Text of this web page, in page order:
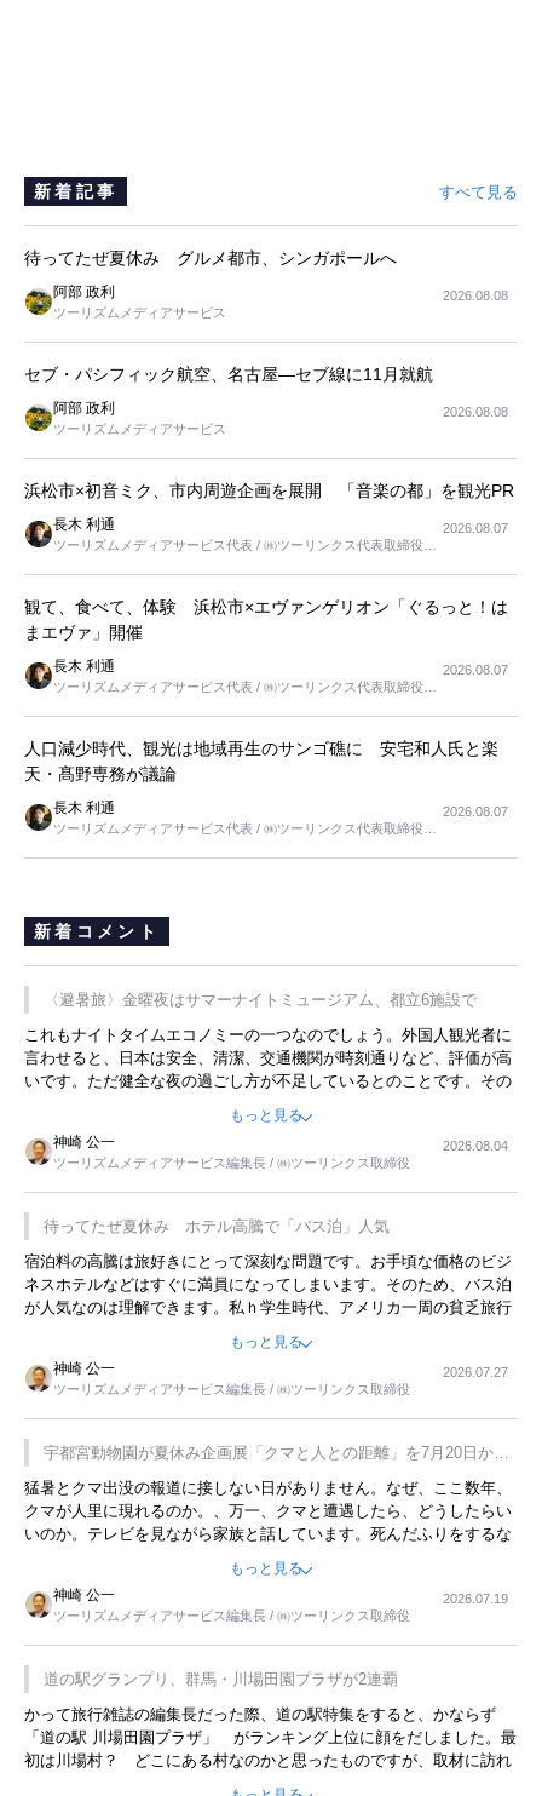
新着記事 すべて見る
待ってたぜ夏休み グルメ都市、シンガポールへ
阿部 政利
ツーリズムメディアサービス
2026.08.08
セブ・パシフィック航空、名古屋―セブ線に11月就航
阿部 政利
ツーリズムメディアサービス
2026.08.08
浜松市×初音ミク、市内周遊企画を展開 「音楽の都」を観光PR
長木 利通
ツーリズムメディアサービス代表 / ㈱ツーリンクス代表取締役社
2026.08.07
観て、食べて、体験 浜松市×エヴァンゲリオン「ぐるっと！は
まエヴァ」開催
長木 利通
ツーリズムメディアサービス代表 / ㈱ツーリンクス代表取締役社
2026.08.07
人口減少時代、観光は地域再生のサンゴ礁に 安宅和人氏と楽
天・髙野専務が議論
長木 利通
ツーリズムメディアサービス代表 / ㈱ツーリンクス代表取締役社
2026.08.07
新着コメント
〈避暑旅〉金曜夜はサマーナイトミュージアム、都立6施設で
これもナイトタイムエコノミーの一つなのでしょう。外国人観光者に
言わせると、日本は安全、清潔、交通機関が時刻通りなど、評価が高
いです。ただ健全な夜の過ごし方が不足しているとのことです。その
ような意味で、金曜夜にこのようなイベントが行われれば、日本人に
限らず外国人にとっても楽しみが増えるでしょうね。
もっと見る
神崎 公一
ツーリズムメディアサービス編集長 / ㈱ツーリンクス取締役
2026.08.04
待ってたぜ夏休み ホテル高騰で「バス泊」人気
宿泊料の高騰は旅好きにとって深刻な問題です。お手頃な価格のビジ
ネスホテルなどはすぐに満員になってしまいます。そのため、バス泊
が人気なのは理解できます。私ｈ学生時代、アメリカ一周の貧乏旅行
をした時は、移動はグレイハウンドバスでした。夕方から夜の便を利
用してホテル代を浮かせていました。ただし、若いからできたことで
す。若い人が夜行バスで京都に行った、青森に行ったと聞くと、疲れ
が残らないのかなと思ってしまいます。
もっと見る
神崎 公一
ツーリズムメディアサービス編集長 / ㈱ツーリンクス取締役
2026.07.27
宇都宮動物園が夏休み企画展「クマと人との距離」を7月20日から
開催
猛暑とクマ出没の報道に接しない日がありません。なぜ、ここ数年、
クマが人里に現れるのか。、万一、クマと遭遇したら、どうしたらい
いのか。テレビを見ながら家族と話しています。死んだふりをするな
んてことは、冗談でもいえません。そんな中で、この企画展はタイム
もっと見る
神崎 公一
ツーリズムメディアサービス編集長 / ㈱ツーリンクス取締役
2026.07.19
道の駅グランプリ、群馬・川場田園プラザが2連覇
かって旅行雑誌の編集長だった際、道の駅特集をすると、かならず
「道の駅 川場田園プラザ」 がランキング上位に顔をだしました。最
初は川場村？ どこにある村なのかと思ったものですが、取材に訪れ
永井 彰一社長にインタビューしたら、興味深い話が次々が飛び出しま